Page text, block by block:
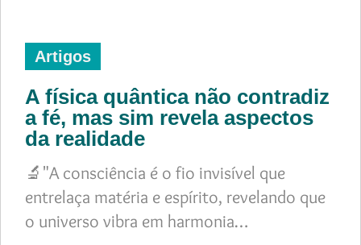
Artigos
A física quântica não contradiz
a fé, mas sim revela aspectos
da realidade
🔬"A consciência é o fio invisível que
entrelaça matéria e espírito, revelando que
o universo vibra em harmonia…